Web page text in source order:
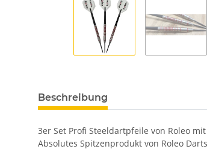
Beschreibung
3er Set Profi Steeldartpfeile von Roleo
Absolutes Spitzenprodukt von Roleo